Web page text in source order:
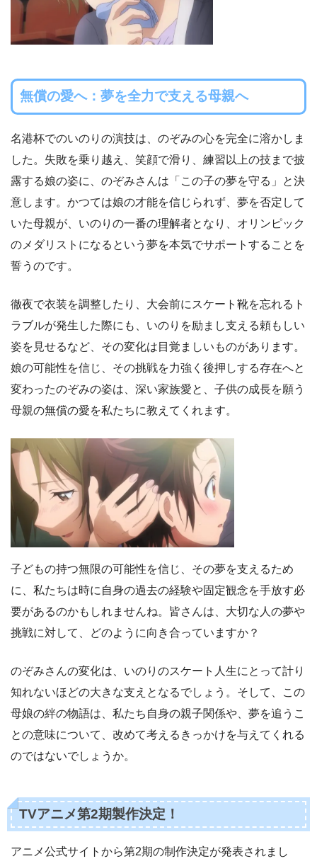
無償の愛へ：夢を全力で支える母親へ
名港杯でのいのりの演技は、のぞみの心を完全に溶かしま
した。失敗を乗り越え、笑顔で滑り、練習以上の技まで披
露する娘の姿に、のぞみさんは「この子の夢を守る」と決
意します。かつては娘の才能を信じられず、夢を否定して
いた母親が、いのりの一番の理解者となり、オリンピック
のメダリストになるという夢を本気でサポートすることを
誓うのです。
徹夜で衣装を調整したり、大会前にスケート靴を忘れるト
ラブルが発生した際にも、いのりを励まし支える頼もしい
姿を見せるなど、その変化は目覚ましいものがあります。
娘の可能性を信じ、その挑戦を力強く後押しする存在へと
変わったのぞみの姿は、深い家族愛と、子供の成長を願う
母親の無償の愛を私たちに教えてくれます。
子どもの持つ無限の可能性を信じ、その夢を支えるため
に、私たちは時に自身の過去の経験や固定観念を手放す必
要があるのかもしれませんね。皆さんは、大切な人の夢や
挑戦に対して、どのように向き合っていますか？
のぞみさんの変化は、いのりのスケート人生にとって計り
知れないほどの大きな支えとなるでしょう。そして、この
母娘の絆の物語は、私たち自身の親子関係や、夢を追うこ
との意味について、改めて考えるきっかけを与えてくれる
のではないでしょうか。
TVアニメ第2期製作決定！
アニメ公式サイトから第2期の制作決定が発表されまし